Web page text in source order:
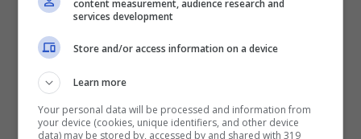
nome del pub significa “il piccolo orso di
Bruges”. Indirizzo: ’T Brugs Beertje,
Kemelstraat 5, 8000 Brugge.
De Stove. Situato nei pressi della centrale
content measurement, audience research and
services development
Store and/or access information on a device
Learn more
Your personal data will be processed and information from
your device (cookies, unique identifiers, and other device
data) may be stored by, accessed by and shared with 319